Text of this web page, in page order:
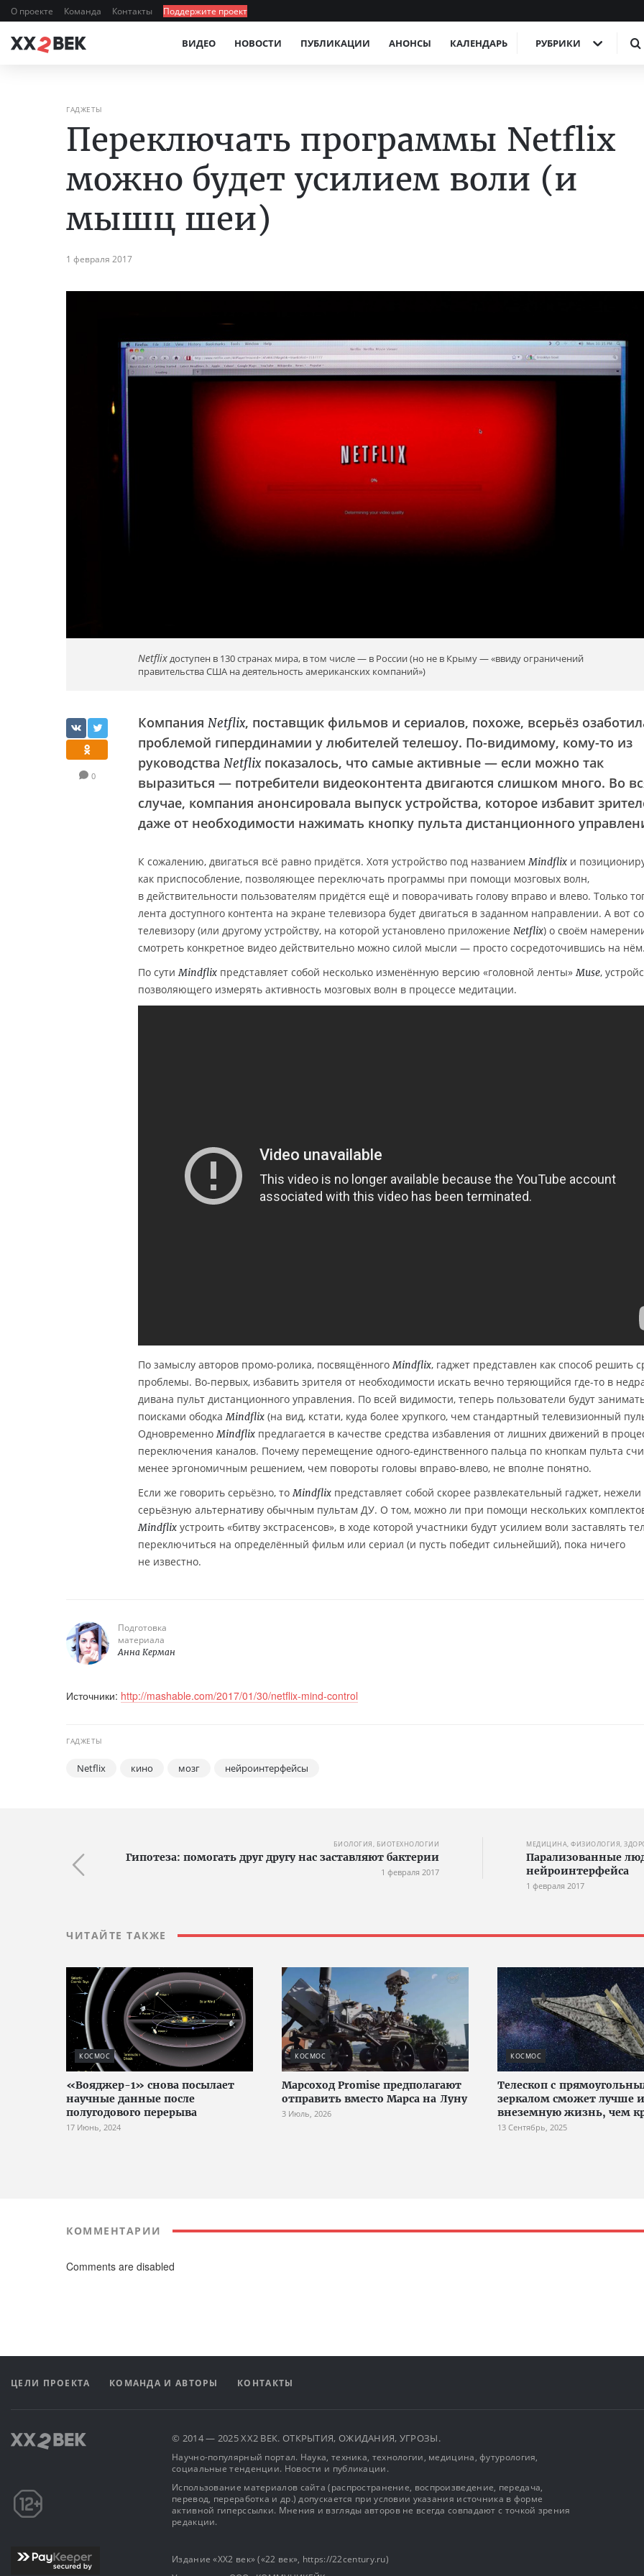
О проекте Команда Контакты Поддержите проект
ВИДЕО НОВОСТИ ПУБЛИКАЦИИ АНОНСЫ КАЛЕНДАРЬ РУБРИКИ
ГАДЖЕТЫ
Переключать программы Netflix
можно будет усилием воли (и
мышц шеи)
1 февраля 2017
Netflixдоступен в 130 странах мира, в том числе — в России (но не в Крыму — «ввиду ограничений
правительства США на деятельность американских компаний»)
0
Компания Netflix, поставщик фильмов и сериалов, похоже, всерьёз
проблемой гипердинамии у любителей телешоу. По-видимому, кому-то из
руководства Netflixпоказалось, что самые активные — если можно так
выразиться — потребители видеоконтента двигаются слишком много. Во
случае, компания анонсировала выпуск устройства, которое избавит
даже от необходимости нажимать кнопку пульта дистанционного
К сожалению, двигаться всё равно придётся. Хотя устройство под названиемMindflix и
как приспособление, позволяющее переключать программы при помощи мозговых волн,
в действительности пользователям придётся ещё и поворачивать голову вправо и влево. Только
лента доступного контента на экране телевизора будет двигаться в заданном направлении. А вот
телевизору (или другому устройству, на которой установлено приложение Netflix) о своём
смотреть конкретное видео действительно можно силой мысли — просто сосредоточившись на
По сутиMindflix представляет собой несколько изменённую версию «головной ленты»Muse,
позволяющего измерять активность мозговых волн в процессе медитации.
По замыслу авторов промо-ролика, посвящённогоMindflix, гаджет представлен как способ решить
проблемы. Во-первых, избавить зрителя от необходимости искать вечно теряющийся где-то в
дивана пульт дистанционного управления. По всей видимости, теперь пользователи будут
поисками ободкаMindflix (на вид, кстати, куда более хрупкого, чем стандартный телевизионный
ОдновременноMindflix предлагается в качестве средства избавления от лишних движений в
переключения каналов. Почему перемещение одного-единственного пальца по кнопкам пульта
менее эргономичным решением, чем повороты головы вправо-влево, не вполне понятно.
Если же говорить серьёзно, тоMindflix представляет собой скорее развлекательный гаджет, нежели
серьёзную альтернативу обычным пультам ДУ. О том, можно ли при помощи нескольких
Mindflix устроить «битву экстрасенсов», в ходе которой участники будут усилием воли заставлять
переключиться на определённый фильм или сериал (и пусть победит сильнейший), пока ничего
не известно.
Подготовка
материала
Анна Керман
Источники: http://mashable.com/2017/01/30/netflix-mind-control
ГАДЖЕТЫ
Netflix кино мозг нейроинтерфейсы
БИОЛОГИЯ, БИОТЕХНОЛОГИИ
Гипотеза: помогать друг другу нас заставляют бактерии
1 февраля 2017
МЕДИЦИНА, ФИЗИОЛОГИЯ,
Парализованные
нейроинтерфейса
1 февраля 2017
ЧИТАЙТЕ ТАКЖЕ
КОСМОС
«Вояджер-1» снова посылает
научные данные после
полугодового перерыва
17 Июнь, 2024
КОСМОС
Марсоход Promise предполагают
отправить вместо Марса на Луну
3 Июль, 2026
КОСМОС
Телескоп с
зеркалом сможет лучше
внеземную жизнь, чем
13 Сентябрь, 2025
КОММЕНТАРИИ
Comments are disabled
ЦЕЛИ ПРОЕКТА КОМАНДА И АВТОРЫ КОНТАКТЫ
© 2014 — 2025 XX2 ВЕК. ОТКРЫТИЯ, ОЖИДАНИЯ, УГРОЗЫ.
Научно-популярный портал. Наука, техника, технологии, медицина, футурология,
социальные тенденции. Новости и публикации.
Использование материалов сайта (распространение, воспроизведение, передача,
перевод, переработка и др.) допускается при условии указания источника в форме
активной гиперссылки. Мнения и взгляды авторов не всегда совпадают с точкой зрения
редакции.
Издание «XX2 век» («22 век», https://22century.ru)